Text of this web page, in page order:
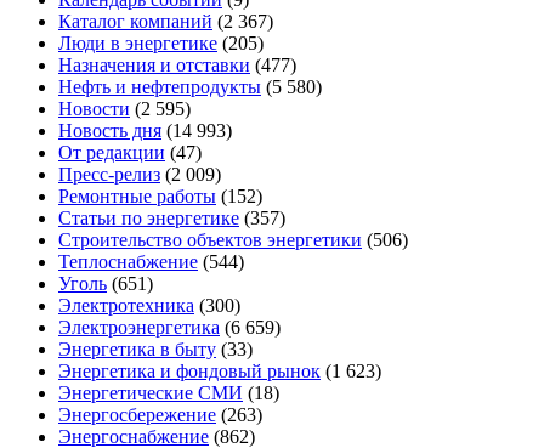
Каталог компаний (2 367)
Люди в энергетике (205)
Назначения и отставки (477)
Нефть и нефтепродукты (5 580)
Новости (2 595)
Новость дня (14 993)
От редакции (47)
Пресс-релиз (2 009)
Ремонтные работы (152)
Статьи по энергетике (357)
Строительство объектов энергетики (506)
Теплоснабжение (544)
Уголь (651)
Электротехника (300)
Электроэнергетика (6 659)
Энергетика в быту (33)
Энергетика и фондовый рынок (1 623)
Энергетические СМИ (18)
Энергосбережение (263)
Энергоснабжение (862)